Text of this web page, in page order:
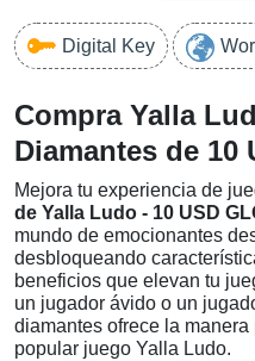
Digital Key
Compra Yalla
Diamantes de 10
Mejora tu experiencia de
de Yalla Ludo - 10 USD
mundo de emocionantes
desbloqueando
beneficios que elevan tu
un jugador ávido o un
diamantes ofrece la manera
popular juego Yalla Ludo.